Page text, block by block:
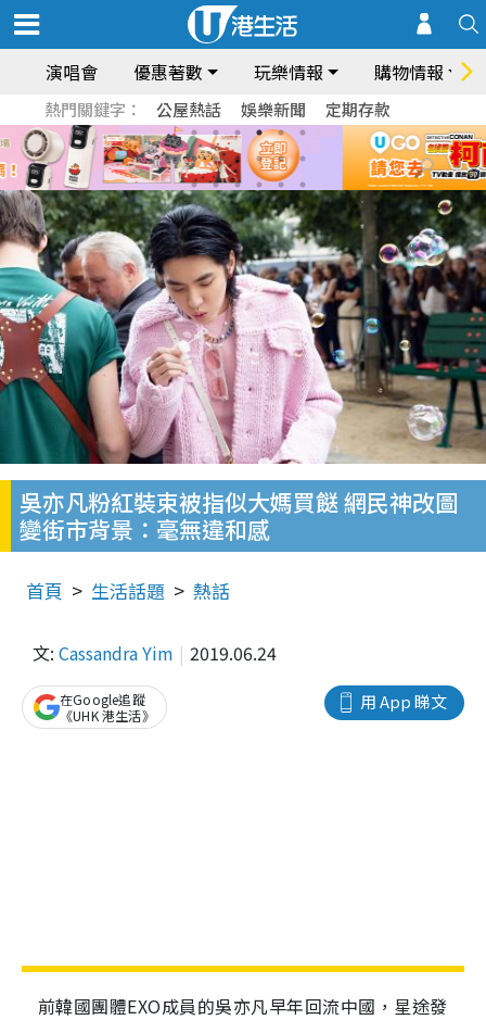
演唱會 優惠著數 玩樂情報 購物情報
熱門關鍵字： 公屋熱話 娛樂新聞 定期存款
吳亦凡粉紅裝束被指似大媽買餸 網民神改圖
變街市背景：毫無違和感
首頁 生活話題 熱話
文: Cassandra Yim 2019.06.24
用 App 睇文
在Google追蹤
《UHK 港生活》
前韓國團體EXO成員的吳亦凡早年回流中國，星途發